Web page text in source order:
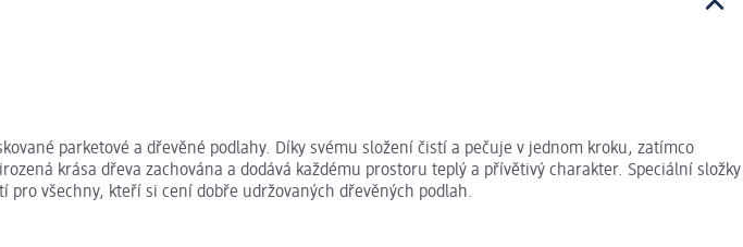
parketové a dřevěné podlahy. Díky svému složení čistí a pečuje v jednom kroku, zatímco
krása dřeva zachována a dodává každému prostoru teplý a přívětivý charakter. Speciální složky
všechny, kteří si cení dobře udržovaných dřevěných podlah.